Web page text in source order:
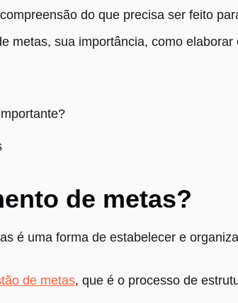
do que precisa ser feito
metas, sua importância, como
de metas?
é uma forma de estabelecer e
de metas, que é o processo de